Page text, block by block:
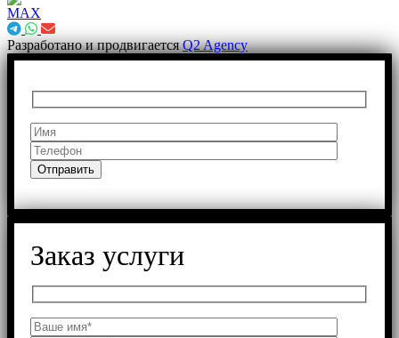
Разработано и продвигаетсяQ2 Agency
Заказ услуги